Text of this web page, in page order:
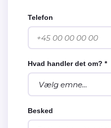
Telefon
Hvad handler det om? *
Besked